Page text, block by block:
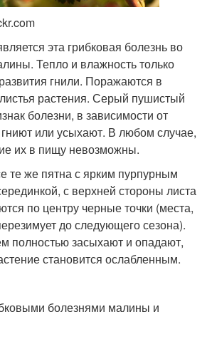
эта грибковая болезнь во
Тепло и влажность только
гнили. Поражаются в
растения. Серый пушистый
болезни, в зависимости от
или усыхают. В любом случае,
их в пищу невозможны.
те же пятна с ярким пурпурным
с верхней стороны листа
по центру черные точки (места,
до следующего сезона).
полностью засыхают и опадают,
становится ослабленным.
болезнями малины и